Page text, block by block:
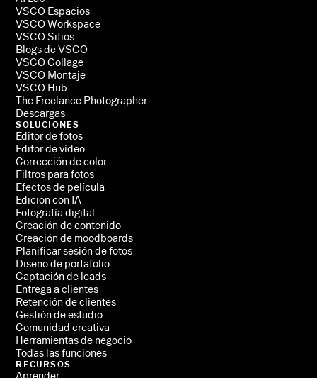
VSCO Espacios
VSCO Workspace
VSCO Sitios
Blogs de VSCO
VSCO Collage
VSCO Montaje
VSCO Hub
The Freelance Photographer
Descargas
SOLUCIONES
Editor de fotos
Editor de vídeo
Corrección de color
Filtros para fotos
Efectos de película
Edición con IA
Fotografía digital
Creación de contenido
Creación de moodboards
Planificar sesión de fotos
Diseño de portafolio
Captación de leads
Entrega a clientes
Retención de clientes
Gestión de estudio
Comunidad creativa
Herramientas de negocio
Todas las funciones
RECURSOS